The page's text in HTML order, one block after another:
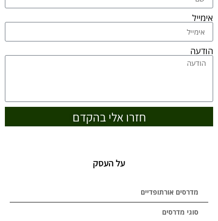
אימייל
הודעה
חזרו אלי בהקדם
על העסק
מדרסים אורתופדיים
סוגי מדרסים